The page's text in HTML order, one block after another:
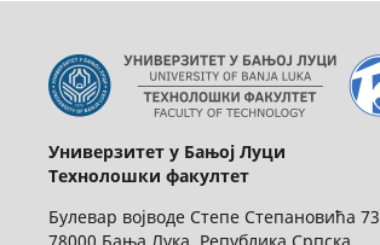
Универзитет у Бањој Луци
Технолошки факултет
Булевар војводе Степе Степановића 73
78000 Бања Лука, Република Српска